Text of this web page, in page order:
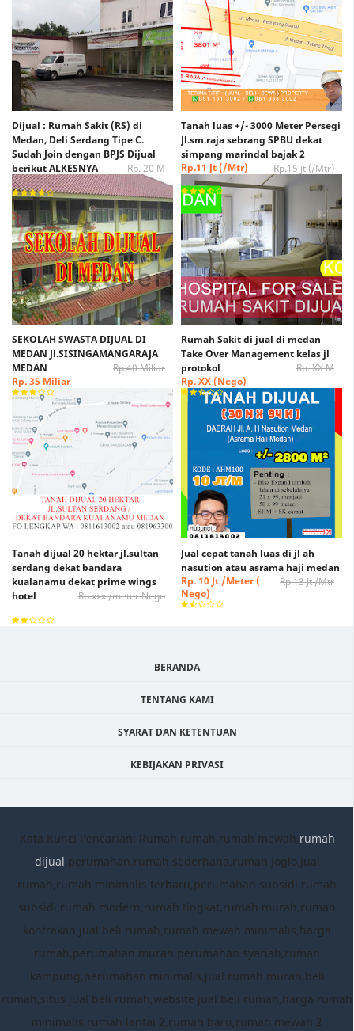
Dijual : Rumah Sakit (RS) di
Medan, Deli Serdang Tipe C.
Sudah Join dengan BPJS Dijual
berikut ALKESNYA
Rp. 20 M
Rp. 15 M (Nego)
Tanah luas +/- 3000 Meter Persegi
Jl.sm.raja sebrang SPBU dekat
simpang marindal bajak 2
Rp.15 jt (/Mtr)
Rp.11 Jt (/Mtr)
(Nego)
SEKOLAH SWASTA DIJUAL DI
MEDAN Jl.SISINGAMANGARAJA
MEDAN
Rp.40 Miliar
Rp. 35 Miliar
Rumah Sakit di jual di medan
Take Over Management kelas jl
protokol
Rp. XX M
Rp. XX (Nego)
Tanah dijual 20 hektar jl.sultan
serdang dekat bandara
kualanamu dekat prime wings
hotel
Rp.xxx /meter Nego
Jual cepat tanah luas di jl ah
nasution atau asrama haji medan
Rp 13 Jt /Mtr
Rp. 10 Jt /Meter (
Nego)
BERANDA
TENTANG KAMI
SYARAT DAN KETENTUAN
KEBIJAKAN PRIVASI
Kata Kunci Pencarian: Rumah rumah,rumah mewah,rumah
dijual,perumahan,rumah sederhana,rumah joglo,jual
rumah,rumah minimalis terbaru,perumahan subsidi,rumah
subsidi,rumah modern,rumah tingkat,rumah murah,rumah
kontrakan,jual beli rumah,rumah mewah minimalis,harga
rumah,perumahan murah,perumahan syariah,rumah
kampung,perumahan minimalis,jual rumah murah,beli
rumah,situs jual beli rumah,website jual beli rumah,harga rumah
minimalis,rumah lantai 2,rumah baru,rumah mewah 2